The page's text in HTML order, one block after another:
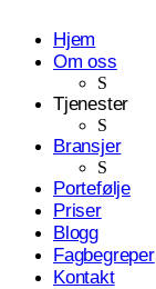
Hjem
Om oss
S
Tjenester
S
Bransjer
S
Portefølje
Priser
Blogg
Fagbegreper
Kontakt